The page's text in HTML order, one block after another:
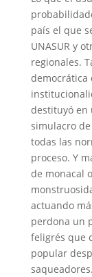
país el que
UNASUR y
regionales.
democrática
destituyó en
simulacro
todas las
proceso. Y
de monacal
actuando
perdona un
feligrés que
popular